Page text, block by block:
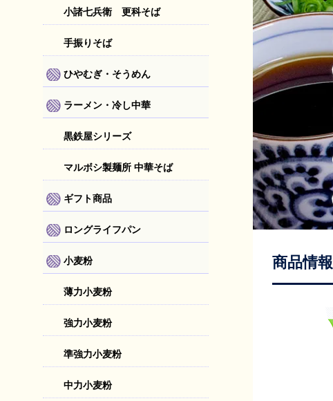
商品情報
小諸七兵衛 更科そば
手振りそば
ひやむぎ・そうめん
ラーメン・冷し中華
黒鉄屋シリーズ
マルボシ製麺所 中華そば
ギフト商品
ロングライフパン
小麦粉
薄力小麦粉
強力小麦粉
準強力小麦粉
中力小麦粉